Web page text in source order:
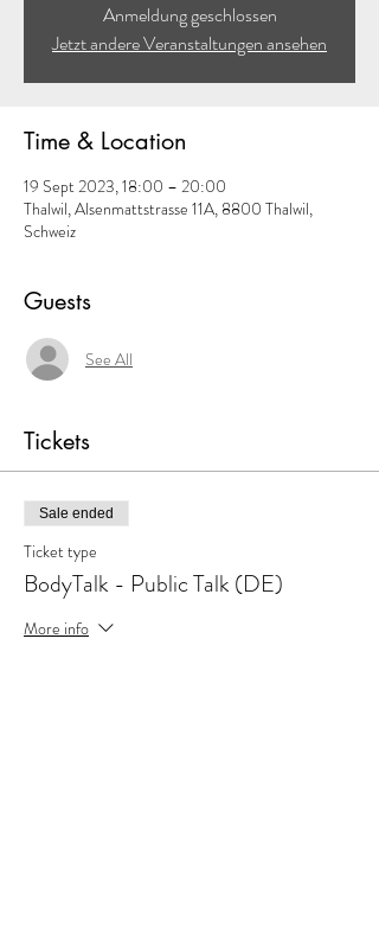
Anmeldung geschlossen
Jetzt andere Veranstaltungen ansehen
Time & Location
19 Sept 2023, 18:00 – 20:00
Thalwil, Alsenmattstrasse 11A, 8800 Thalwil,
Schweiz
Guests
See All
Tickets
Sale ended
Ticket type
BodyTalk - Public Talk (DE)
More info